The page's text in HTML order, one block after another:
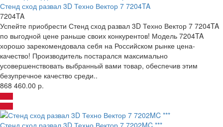
Стенд сход развал 3D Техно Вектор 7 7204TA
7204TA
Успейте приобрести Стенд сход развал 3D Техно Вектор 7 7204TA
по выгодной цене раньше своих конкурентов! Модель 7204TA
хорошо зарекомендовала себя на Российском рынке цена-
качество! Производитель постарался максимально
усовершенствовать выбранный вами товар, обеспечив этим
безупречное качество среди..
868 460.00 р.
Стенд сход развал 3D Техно Вектор 7 7202MC ***